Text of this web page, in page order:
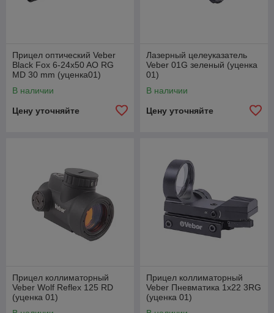
Прицел оптический Veber
Black Fox 6-24x50 AO RG
MD 30 mm (уценка01)
В наличии
Цену уточняйте
Лазерный целеуказатель
Veber 01G зеленый (уценка
01)
В наличии
Цену уточняйте
Прицел коллиматорный
Veber Wolf Reflex 125 RD
(уценка 01)
Прицел коллиматорный
Veber Пневматика 1x22 3RG
(уценка 01)